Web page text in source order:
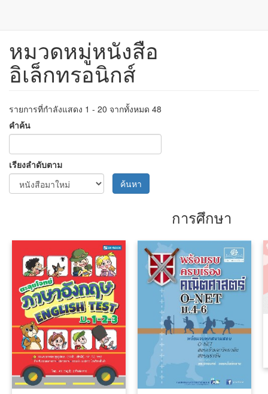
ข้าม
เนื้อหา
หมวดหมู่หนังสือ
อิเล็กทรอนิกส์
รายการที่กำลังแสดง 1 - 20 จากทั้งหมด 48
คำค้น
เรียงลำดับตาม
ค้นหา
การศึกษา